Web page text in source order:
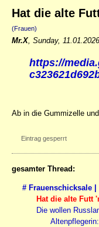
Hat die alte
(Frauen)
Mr.X Sunday,
https://
Ab in die Gummizelle
Eintrag gesperrt
gesamter Thread:
# Frauenschicksale
Hat die alte Futt
Die wollen